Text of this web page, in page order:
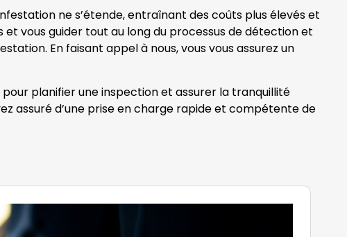
ne s’étende, entraînant des coûts plus élevés et
vous guider tout au long du processus de détection et
En faisant appel à nous, vous vous assurez un
planifier une inspection et assurer la tranquillité
assuré d’une prise en charge rapide et compétente de